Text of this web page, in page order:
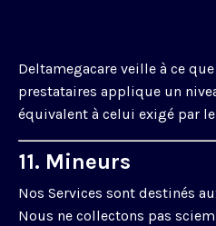
Deltamegacare veille à ce
prestataires applique un
équivalent à celui exigé par le
11. Mineurs
Nos Services sont destinés
Nous ne collectons pas